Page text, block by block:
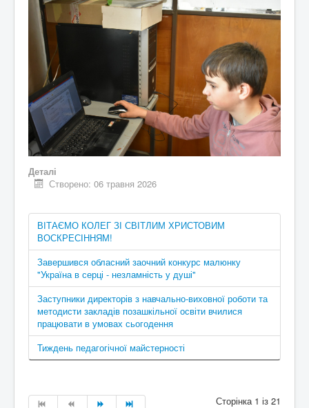
Деталі
Створено: 06 травня 2026
ВІТАЄМО КОЛЕГ ЗІ СВІТЛИМ ХРИСТОВИМ
ВОСКРЕСІННЯМ!
Завершився обласний заочний конкурс малюнку
"Україна в серці - незламність у душі"
Заступники директорів з навчально-виховної роботи та
методисти закладів позашкільної освіти вчилися
працювати в умовах сьогодення
Тиждень педагогічної майстерності
Сторінка 1 із 21